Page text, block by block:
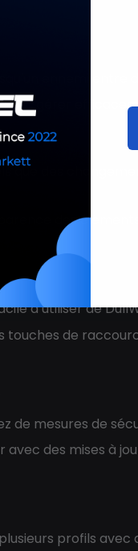
ennemi
pour gérer
que des
des
à utiliser de
touches de
de mesures de
avec des mises à
profils